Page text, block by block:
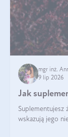
mgr inż.
9 lip 2026
Jak
Suplementujesz
wskazują jego